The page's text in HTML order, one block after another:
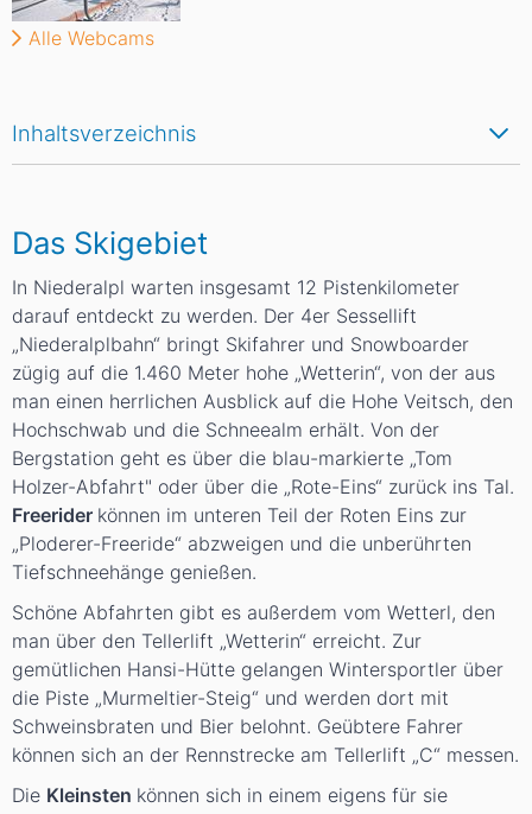
Inhaltsverzeichnis
Das Skigebiet
In Niederalpl warten insgesamt 12 Pistenkilometer
darauf entdeckt zu werden. Der 4er Sessellift
„Niederalplbahn“ bringt Skifahrer und Snowboarder
zügig auf die 1.460 Meter hohe „Wetterin“, von der aus
man einen herrlichen Ausblick auf die Hohe Veitsch, den
Hochschwab und die Schneealm erhält. Von der
Bergstation geht es über die blau-markierte „Tom
Holzer-Abfahrt" oder über die „Rote-Eins“ zurück ins Tal.
Freerider können im unteren Teil der Roten Eins zur
„Ploderer-Freeride“ abzweigen und die unberührten
Tiefschneehänge genießen.
Schöne Abfahrten gibt es außerdem vom Wetterl, den
man über den Tellerlift „Wetterin“ erreicht. Zur
gemütlichen Hansi-Hütte gelangen Wintersportler über
die Piste „Murmeltier-Steig“ und werden dort mit
Schweinsbraten und Bier belohnt. Geübtere Fahrer
können sich an der Rennstrecke am Tellerlift „C“ messen.
Die Kleinsten können sich in einem eigens für sie
Alle Webcams